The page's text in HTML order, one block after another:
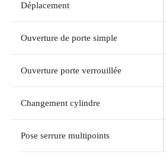
Déplacement
Ouverture de porte simple
Ouverture porte verrouillée
Changement cylindre
Pose serrure multipoints